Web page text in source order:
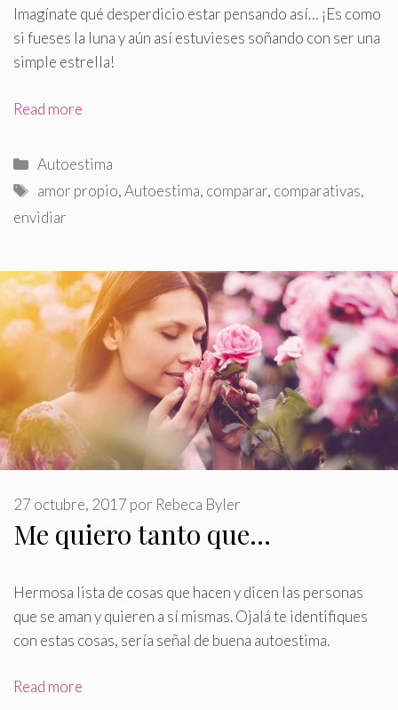
Imagínate qué desperdicio estar pensando así… ¡Es como
si fueses la luna y aún así estuvieses soñando con ser una
simple estrella!
Read more
Categorías
Autoestima
Etiquetas
amor propio,Autoestima, comparar, comparativas,
envidiar
Me quiero tanto que…
27 octubre, 2017 por Rebeca Byler
Hermosa lista de cosas que hacen y dicen las personas
que se aman y quieren a sí mismas.Ojalá te identifiques
con estas cosas, sería señal de buena autoestima.
Read more